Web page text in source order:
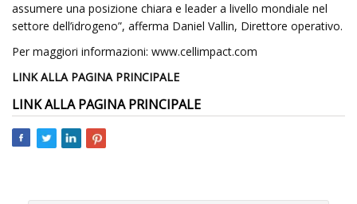
assumere una posizione chiara e leader a livello mondiale nel
settore dell’idrogeno”, afferma Daniel Vallin, Direttore operativo.
Per maggiori informazioni: www.cellimpact.com
LINK ALLA PAGINA PRINCIPALE
LINK ALLA PAGINA PRINCIPALE